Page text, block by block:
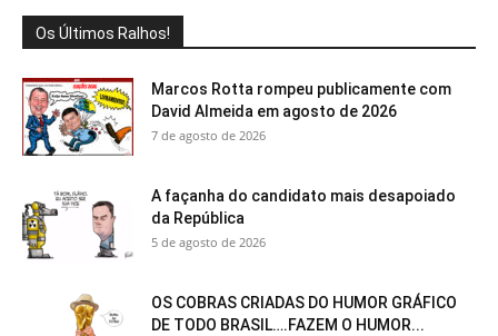
Os Últimos Ralhos!
Marcos Rotta rompeu publicamente com
David Almeida em agosto de 2026
7 de agosto de 2026
A façanha do candidato mais desapoiado
da República
5 de agosto de 2026
OS COBRAS CRIADAS DO HUMOR GRÁFICO
DE TODO BRASIL….FAZEM O HUMOR...